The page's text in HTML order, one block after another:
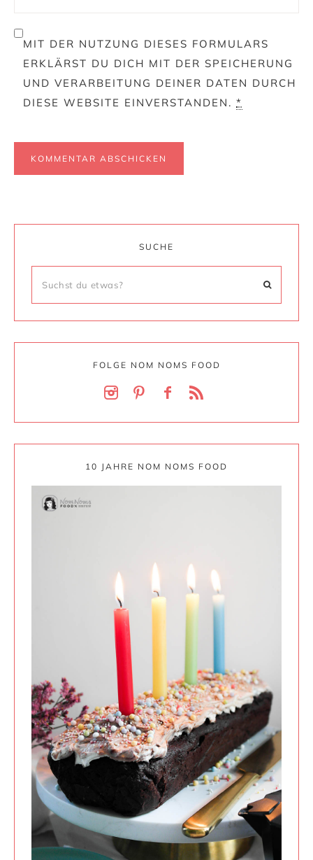
MIT DER NUTZUNG DIESES FORMULARS
ERKLÄRST DU DICH MIT DER SPEICHERUNG
UND VERARBEITUNG DEINER DATEN DURCH
DIESE WEBSITE EINVERSTANDEN. *
SUCHE
FOLGE NOM NOMS FOOD
10 JAHRE NOM NOMS FOOD